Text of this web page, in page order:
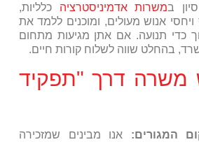
במשרות אדמיניסטרציה כלליות,
אנוש מעולים, ומוכנים ללמד את
כדי תנועה. אם אתן מגיעות מתחום
בהחלט שווה לשלוח קורות חיים.
משרה דרך "תפקיד
המגורים: אנו מבינים שמזכירה